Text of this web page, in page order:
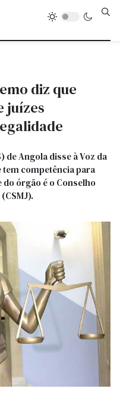
diz que
juízes
Angola disse à Voz da
tem competência para
órgão é o Conselho